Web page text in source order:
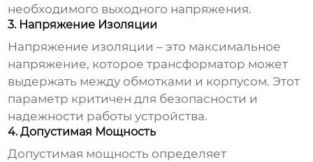
необходимого выходного напряжения.
3. Напряжение Изоляции
Напряжение изоляции – это максимальное
напряжение, которое трансформатор может
выдержать между обмотками и корпусом. Этот
параметр критичен для безопасности и
надежности работы устройства.
4. Допустимая Мощность
Допустимая мощность определяет